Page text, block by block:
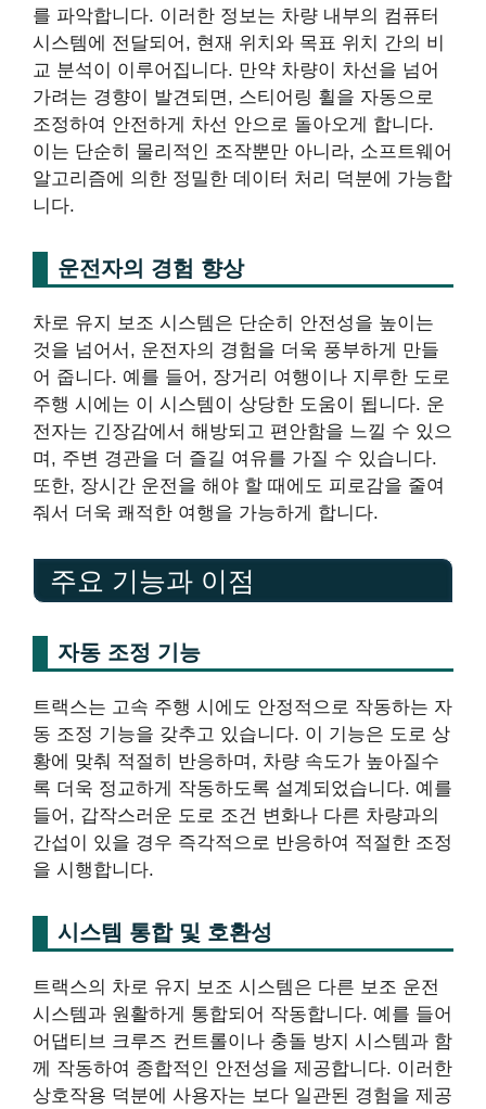
를 파악합니다. 이러한 정보는 차량 내부의 컴퓨터
시스템에 전달되어, 현재 위치와 목표 위치 간의 비
교 분석이 이루어집니다. 만약 차량이 차선을 넘어
가려는 경향이 발견되면, 스티어링 휠을 자동으로
조정하여 안전하게 차선 안으로 돌아오게 합니다.
이는 단순히 물리적인 조작뿐만 아니라, 소프트웨어
알고리즘에 의한 정밀한 데이터 처리 덕분에 가능합
니다.
운전자의 경험 향상
차로 유지 보조 시스템은 단순히 안전성을 높이는
것을 넘어서, 운전자의 경험을 더욱 풍부하게 만들
어 줍니다. 예를 들어, 장거리 여행이나 지루한 도로
주행 시에는 이 시스템이 상당한 도움이 됩니다. 운
전자는 긴장감에서 해방되고 편안함을 느낄 수 있으
며, 주변 경관을 더 즐길 여유를 가질 수 있습니다.
또한, 장시간 운전을 해야 할 때에도 피로감을 줄여
줘서 더욱 쾌적한 여행을 가능하게 합니다.
주요 기능과 이점
자동 조정 기능
트랙스는 고속 주행 시에도 안정적으로 작동하는 자
동 조정 기능을 갖추고 있습니다. 이 기능은 도로 상
황에 맞춰 적절히 반응하며, 차량 속도가 높아질수
록 더욱 정교하게 작동하도록 설계되었습니다. 예를
들어, 갑작스러운 도로 조건 변화나 다른 차량과의
간섭이 있을 경우 즉각적으로 반응하여 적절한 조정
을 시행합니다.
시스템 통합 및 호환성
트랙스의 차로 유지 보조 시스템은 다른 보조 운전
시스템과 원활하게 통합되어 작동합니다. 예를 들어
어댑티브 크루즈 컨트롤이나 충돌 방지 시스템과 함
께 작동하여 종합적인 안전성을 제공합니다. 이러한
상호작용 덕분에 사용자는 보다 일관된 경험을 제공